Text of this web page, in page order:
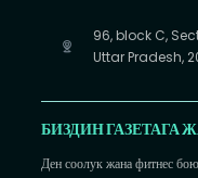
96, block C,
Uttar Pradesh,
БИЗДИН ГАЗЕТАГА
Ден соолук жана фитнес